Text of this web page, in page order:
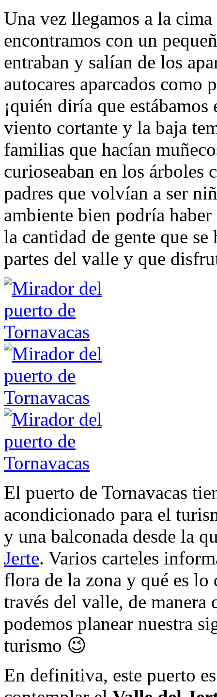
Una vez llegamos a la
encontramos con un
entraban y salían de los
autocares aparcados como
¡quién diría que
viento cortante y la baja
familias que hacían
curioseaban en los árboles
padres que volvían a ser
ambiente bien podría
la cantidad de gente que
partes del valle y que
El puerto de Tornavacas
acondicionado para el
y una balconada desde la
Jerte. Varios carteles
flora de la zona y qué es lo
través del valle, de manera
podemos planear nuestra
turismo 😉
En definitiva, este puerto